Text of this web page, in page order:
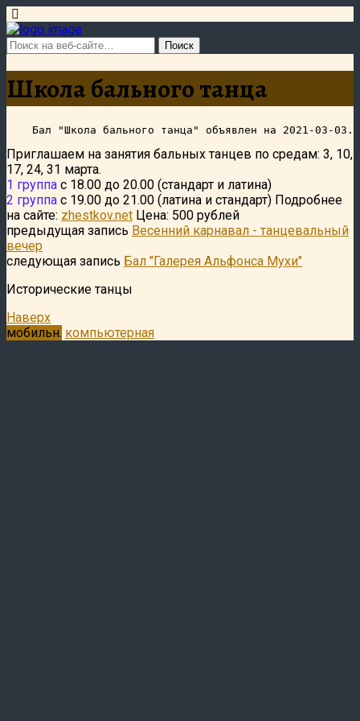
Школа бального танца
Приглашаем на занятия бальных танцев по средам: 3, 10,
17, 24, 31 марта.
1 группа с 18.00 до 20.00 (стандарт и латина)
2 группа с 19.00 до 21.00 (латина и стандарт) Подробнее
на сайте: zhestkov.net Цена: 500 рублей
предыдущая запись Весенний карнавал - танцевальный
вечер
следующая запись Бал "Галерея Альфонса Мухи"
Исторические танцы
Наверх
мобильн. компьютерная